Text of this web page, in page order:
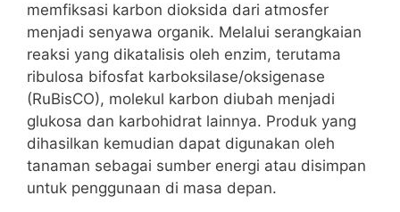
memfiksasi karbon dioksida dari atmosfer
menjadi senyawa organik. Melalui serangkaian
reaksi yang dikatalisis oleh enzim, terutama
ribulosa bifosfat karboksilase/oksigenase
(RuBisCO), molekul karbon diubah menjadi
glukosa dan karbohidrat lainnya. Produk yang
dihasilkan kemudian dapat digunakan oleh
tanaman sebagai sumber energi atau disimpan
untuk penggunaan di masa depan.